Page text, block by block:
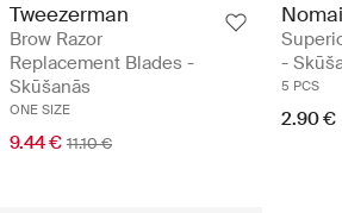
Tweezerman
Brow Razor
Replacement Blades -
Skūšanās
ONE SIZE
9.44 € 11.10 €
Nomai
-
5 PCS
2.90 €